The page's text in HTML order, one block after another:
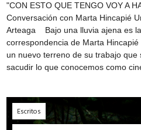
"CON ESTO QUE TENGO VOY A
Conversación con Marta Hincapié
Arteaga Bajo una lluvia ajena es
correspondencia de Marta
un nuevo terreno de su trabajo que
sacudir lo que conocemos como
Escritos